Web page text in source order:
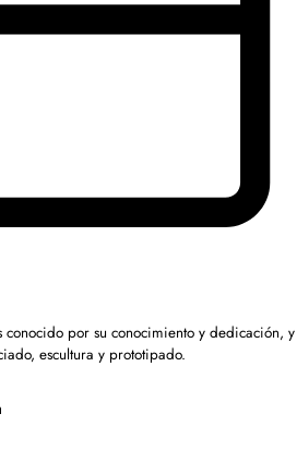
conocido por su conocimiento y dedicación, y
escultura y prototipado.